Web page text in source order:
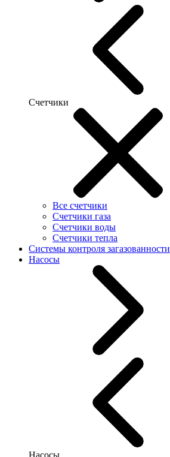
Счетчики
Все счетчики
Счетчики газа
Счетчики воды
Счетчики тепла
Системы контроля загазованности
Насосы
Насосы